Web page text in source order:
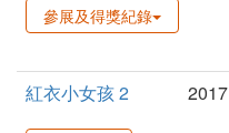
參展及得獎紀錄
紅衣小女孩 2 2017